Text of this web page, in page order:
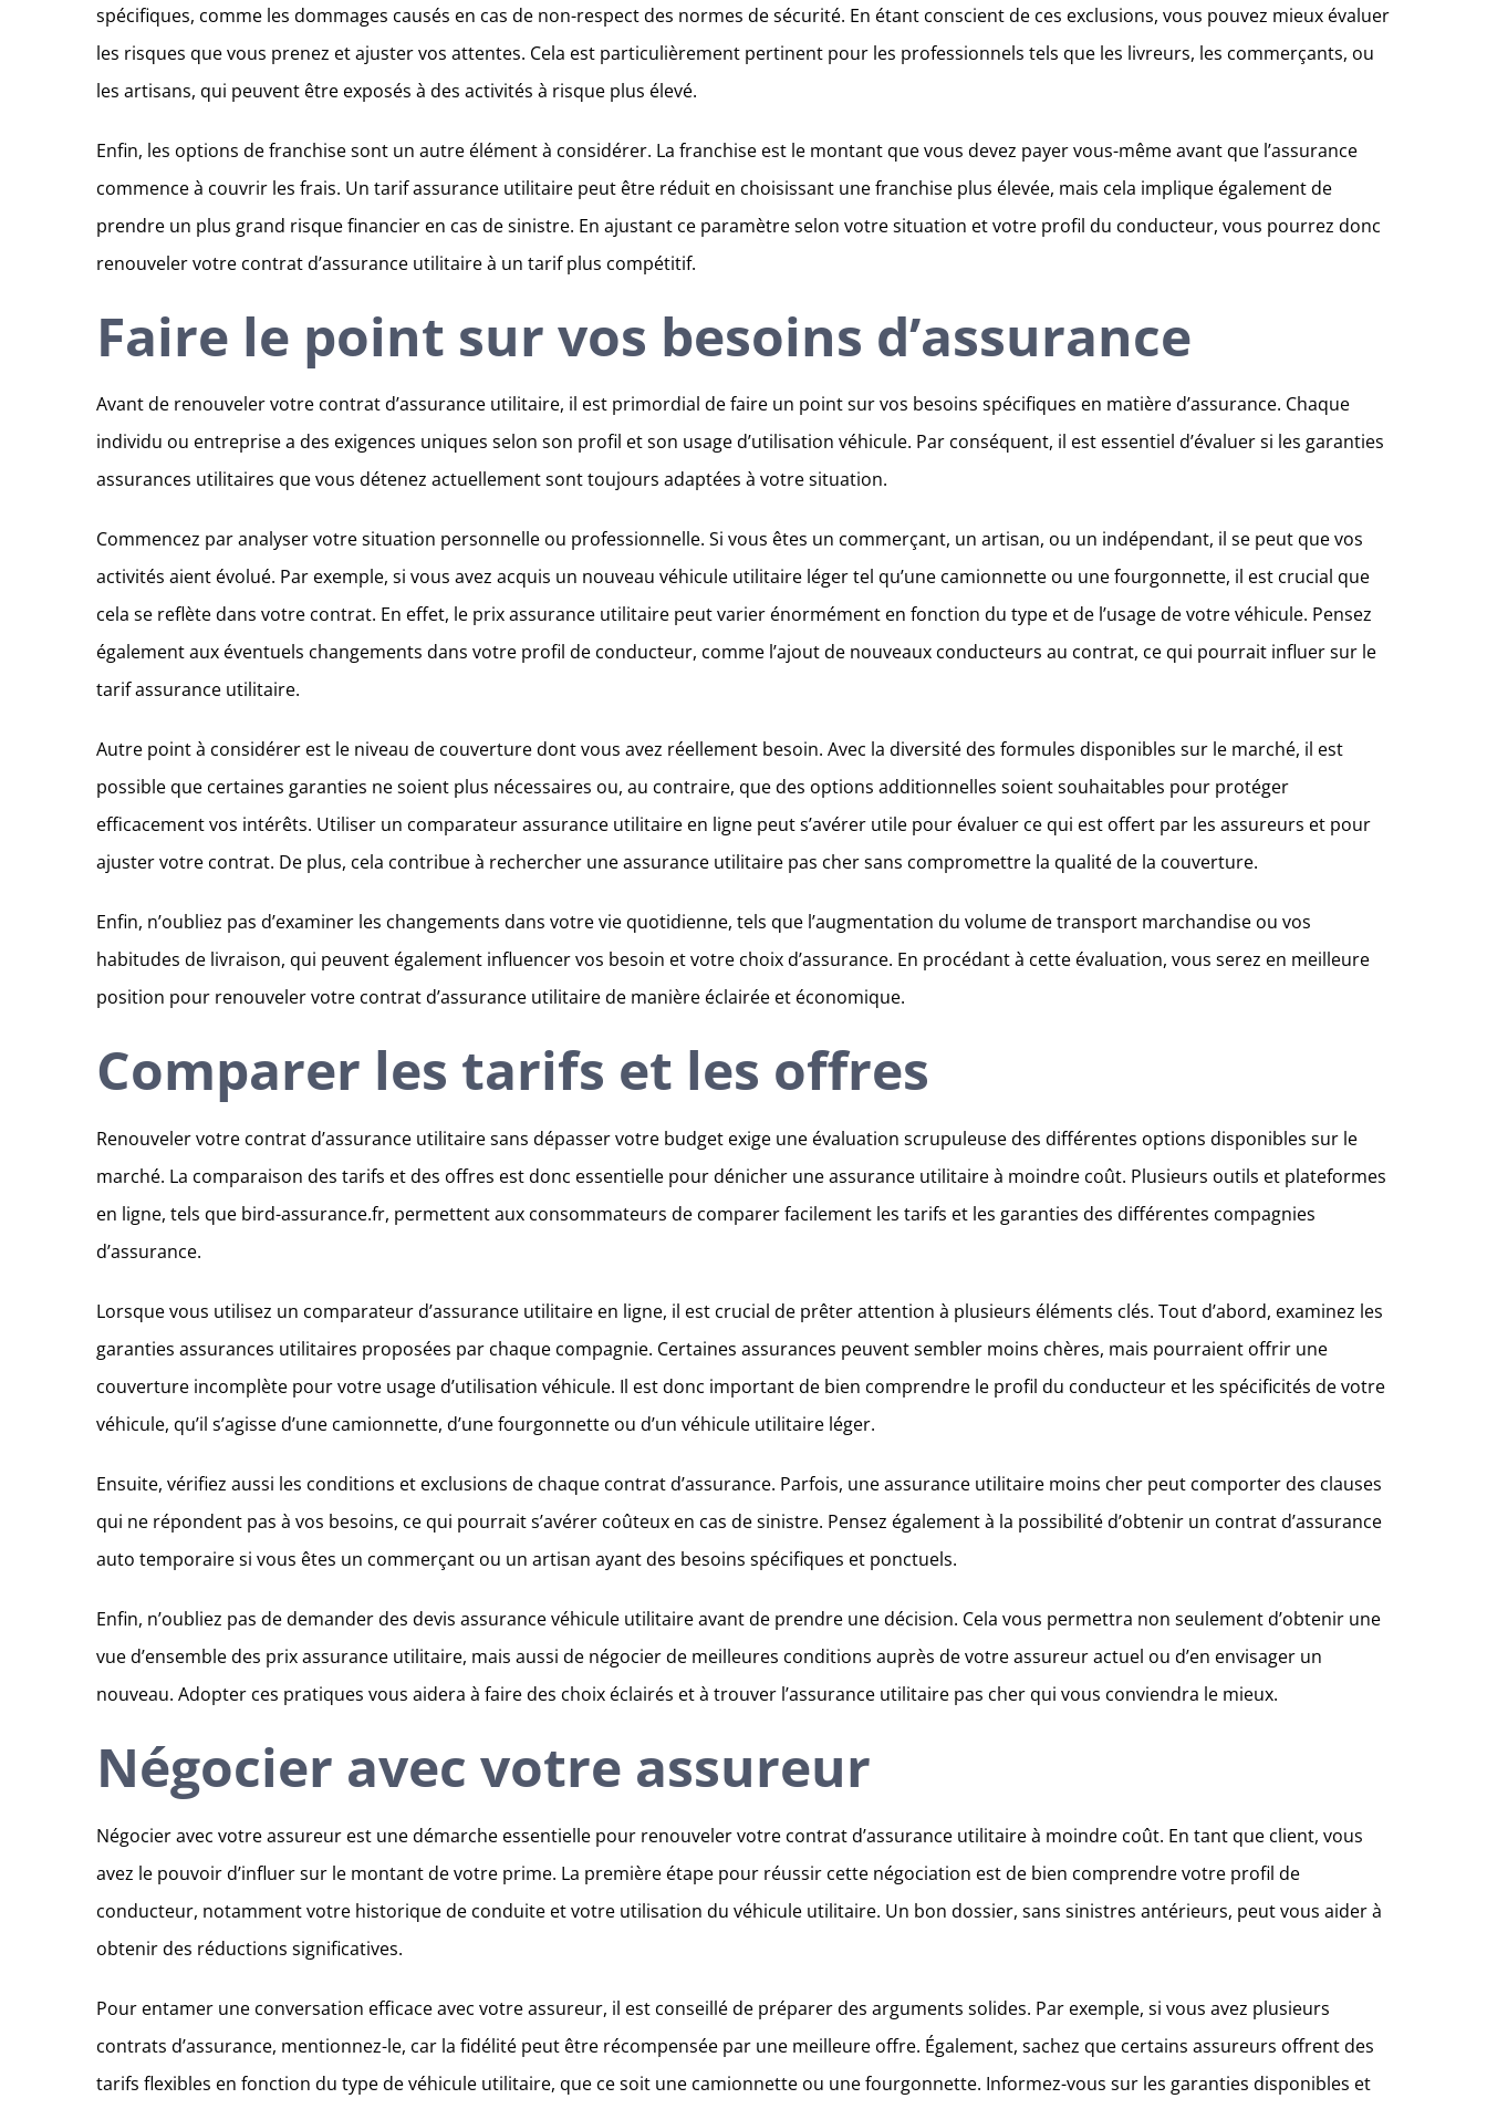
spécifiques, comme les dommages causés en cas de non-respect des normes de sécurité. En étant conscient de ces exclusions, vous pouvez mieux évaluer
les risques que vous prenez et ajuster vos attentes. Cela est particulièrement pertinent pour les professionnels tels que les livreurs, les commerçants, ou
les artisans, qui peuvent être exposés à des activités à risque plus élevé.
Enfin, les options de franchise sont un autre élément à considérer. La franchise est le montant que vous devez payer vous-même avant que l’assurance
commence à couvrir les frais. Un tarif assurance utilitaire peut être réduit en choisissant une franchise plus élevée, mais cela implique également de
prendre un plus grand risque financier en cas de sinistre. En ajustant ce paramètre selon votre situation et votre profil du conducteur, vous pourrez donc
renouveler votre contrat d’assurance utilitaire à un tarif plus compétitif.
Faire le point sur vos besoins d’assurance
Avant de renouveler votre contrat d’assurance utilitaire, il est primordial de faire un point sur vos besoins spécifiques en matière d’assurance. Chaque
individu ou entreprise a des exigences uniques selon son profil et son usage d’utilisation véhicule. Par conséquent, il est essentiel d’évaluer si les garanties
assurances utilitaires que vous détenez actuellement sont toujours adaptées à votre situation.
Commencez par analyser votre situation personnelle ou professionnelle. Si vous êtes un commerçant, un artisan, ou un indépendant, il se peut que vos
activités aient évolué. Par exemple, si vous avez acquis un nouveau véhicule utilitaire léger tel qu’une camionnette ou une fourgonnette, il est crucial que
cela se reflète dans votre contrat. En effet, le prix assurance utilitaire peut varier énormément en fonction du type et de l’usage de votre véhicule. Pensez
également aux éventuels changements dans votre profil de conducteur, comme l’ajout de nouveaux conducteurs au contrat, ce qui pourrait influer sur le
tarif assurance utilitaire.
Autre point à considérer est le niveau de couverture dont vous avez réellement besoin. Avec la diversité des formules disponibles sur le marché, il est
possible que certaines garanties ne soient plus nécessaires ou, au contraire, que des options additionnelles soient souhaitables pour protéger
efficacement vos intérêts. Utiliser un comparateur assurance utilitaire en ligne peut s’avérer utile pour évaluer ce qui est offert par les assureurs et pour
ajuster votre contrat. De plus, cela contribue à rechercher une assurance utilitaire pas cher sans compromettre la qualité de la couverture.
Enfin, n’oubliez pas d’examiner les changements dans votre vie quotidienne, tels que l’augmentation du volume de transport marchandise ou vos
habitudes de livraison, qui peuvent également influencer vos besoin et votre choix d’assurance. En procédant à cette évaluation, vous serez en meilleure
position pour renouveler votre contrat d’assurance utilitaire de manière éclairée et économique.
Comparer les tarifs et les offres
Renouveler votre contrat d’assurance utilitaire sans dépasser votre budget exige une évaluation scrupuleuse des différentes options disponibles sur le
marché. La comparaison des tarifs et des offres est donc essentielle pour dénicher une assurance utilitaire à moindre coût. Plusieurs outils et plateformes
en ligne, tels que bird-assurance.fr, permettent aux consommateurs de comparer facilement les tarifs et les garanties des différentes compagnies
d’assurance.
Lorsque vous utilisez un comparateur d’assurance utilitaire en ligne, il est crucial de prêter attention à plusieurs éléments clés. Tout d’abord, examinez les
garanties assurances utilitaires proposées par chaque compagnie. Certaines assurances peuvent sembler moins chères, mais pourraient offrir une
couverture incomplète pour votre usage d’utilisation véhicule. Il est donc important de bien comprendre le profil du conducteur et les spécificités de votre
véhicule, qu’il s’agisse d’une camionnette, d’une fourgonnette ou d’un véhicule utilitaire léger.
Ensuite, vérifiez aussi les conditions et exclusions de chaque contrat d’assurance. Parfois, une assurance utilitaire moins cher peut comporter des clauses
qui ne répondent pas à vos besoins, ce qui pourrait s’avérer coûteux en cas de sinistre. Pensez également à la possibilité d’obtenir un contrat d’assurance
auto temporaire si vous êtes un commerçant ou un artisan ayant des besoins spécifiques et ponctuels.
Enfin, n’oubliez pas de demander des devis assurance véhicule utilitaire avant de prendre une décision. Cela vous permettra non seulement d’obtenir une
vue d’ensemble des prix assurance utilitaire, mais aussi de négocier de meilleures conditions auprès de votre assureur actuel ou d’en envisager un
nouveau. Adopter ces pratiques vous aidera à faire des choix éclairés et à trouver l’assurance utilitaire pas cher qui vous conviendra le mieux.
Négocier avec votre assureur
Négocier avec votre assureur est une démarche essentielle pour renouveler votre contrat d’assurance utilitaire à moindre coût. En tant que client, vous
avez le pouvoir d’influer sur le montant de votre prime. La première étape pour réussir cette négociation est de bien comprendre votre profil de
conducteur, notamment votre historique de conduite et votre utilisation du véhicule utilitaire. Un bon dossier, sans sinistres antérieurs, peut vous aider à
obtenir des réductions significatives.
Pour entamer une conversation efficace avec votre assureur, il est conseillé de préparer des arguments solides. Par exemple, si vous avez plusieurs
contrats d’assurance, mentionnez-le, car la fidélité peut être récompensée par une meilleure offre. Également, sachez que certains assureurs offrent des
tarifs flexibles en fonction du type de véhicule utilitaire, que ce soit une camionnette ou une fourgonnette. Informez-vous sur les garanties disponibles et